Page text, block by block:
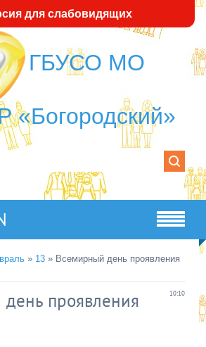
для слабовидящих
ГБУСО МО
» 13 » Всемирный день проявления
10:10
проявления